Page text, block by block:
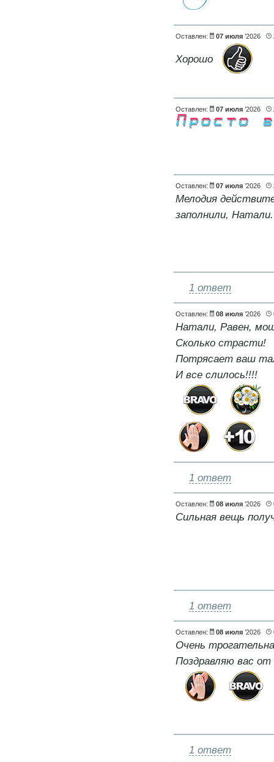
Оставлен: 07 июля’2026
Хорошо
Оставлен: 07 июля’2026
Оставлен: 07 июля’2026
Мелодия
заполнили, Натали.
1 ответ
Оставлен: 08 июля’2026
Натали, Равен,
Сколько страсти!
Потрясает ваш
И все слилось!!!!
1 ответ
Оставлен: 08 июля’2026
Сильная вещь
1 ответ
Оставлен: 08 июля’2026
Очень
Поздравляю вас от
1 ответ